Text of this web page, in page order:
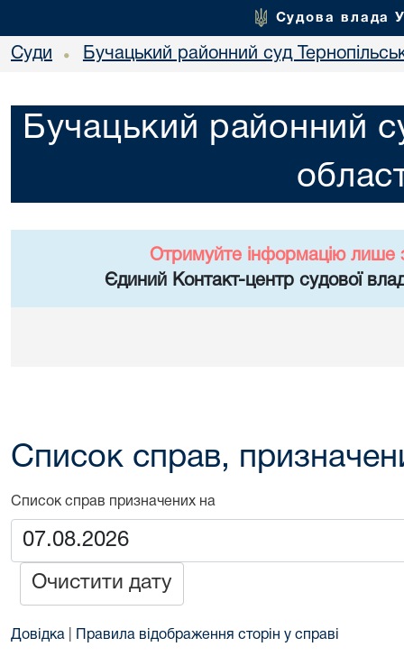
Судова влада
Суди • Бучацький районний суд
Бучацький районний
Отримуйте інформацію лише
Єдиний Контакт-центр судової
Список справ,
Список справ призначених на
Очистити дату
Довідка Правила відображення сторін у справі